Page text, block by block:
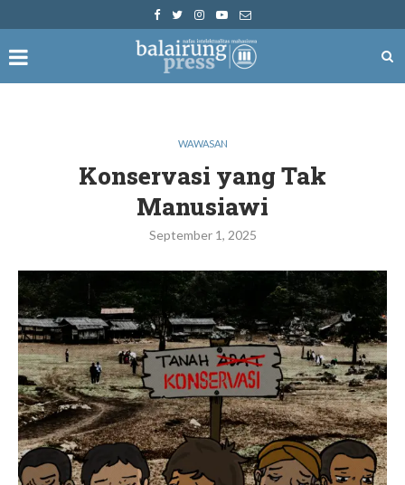
WAWASAN
Konservasi yang Tak
Manusiawi
September 1, 2025